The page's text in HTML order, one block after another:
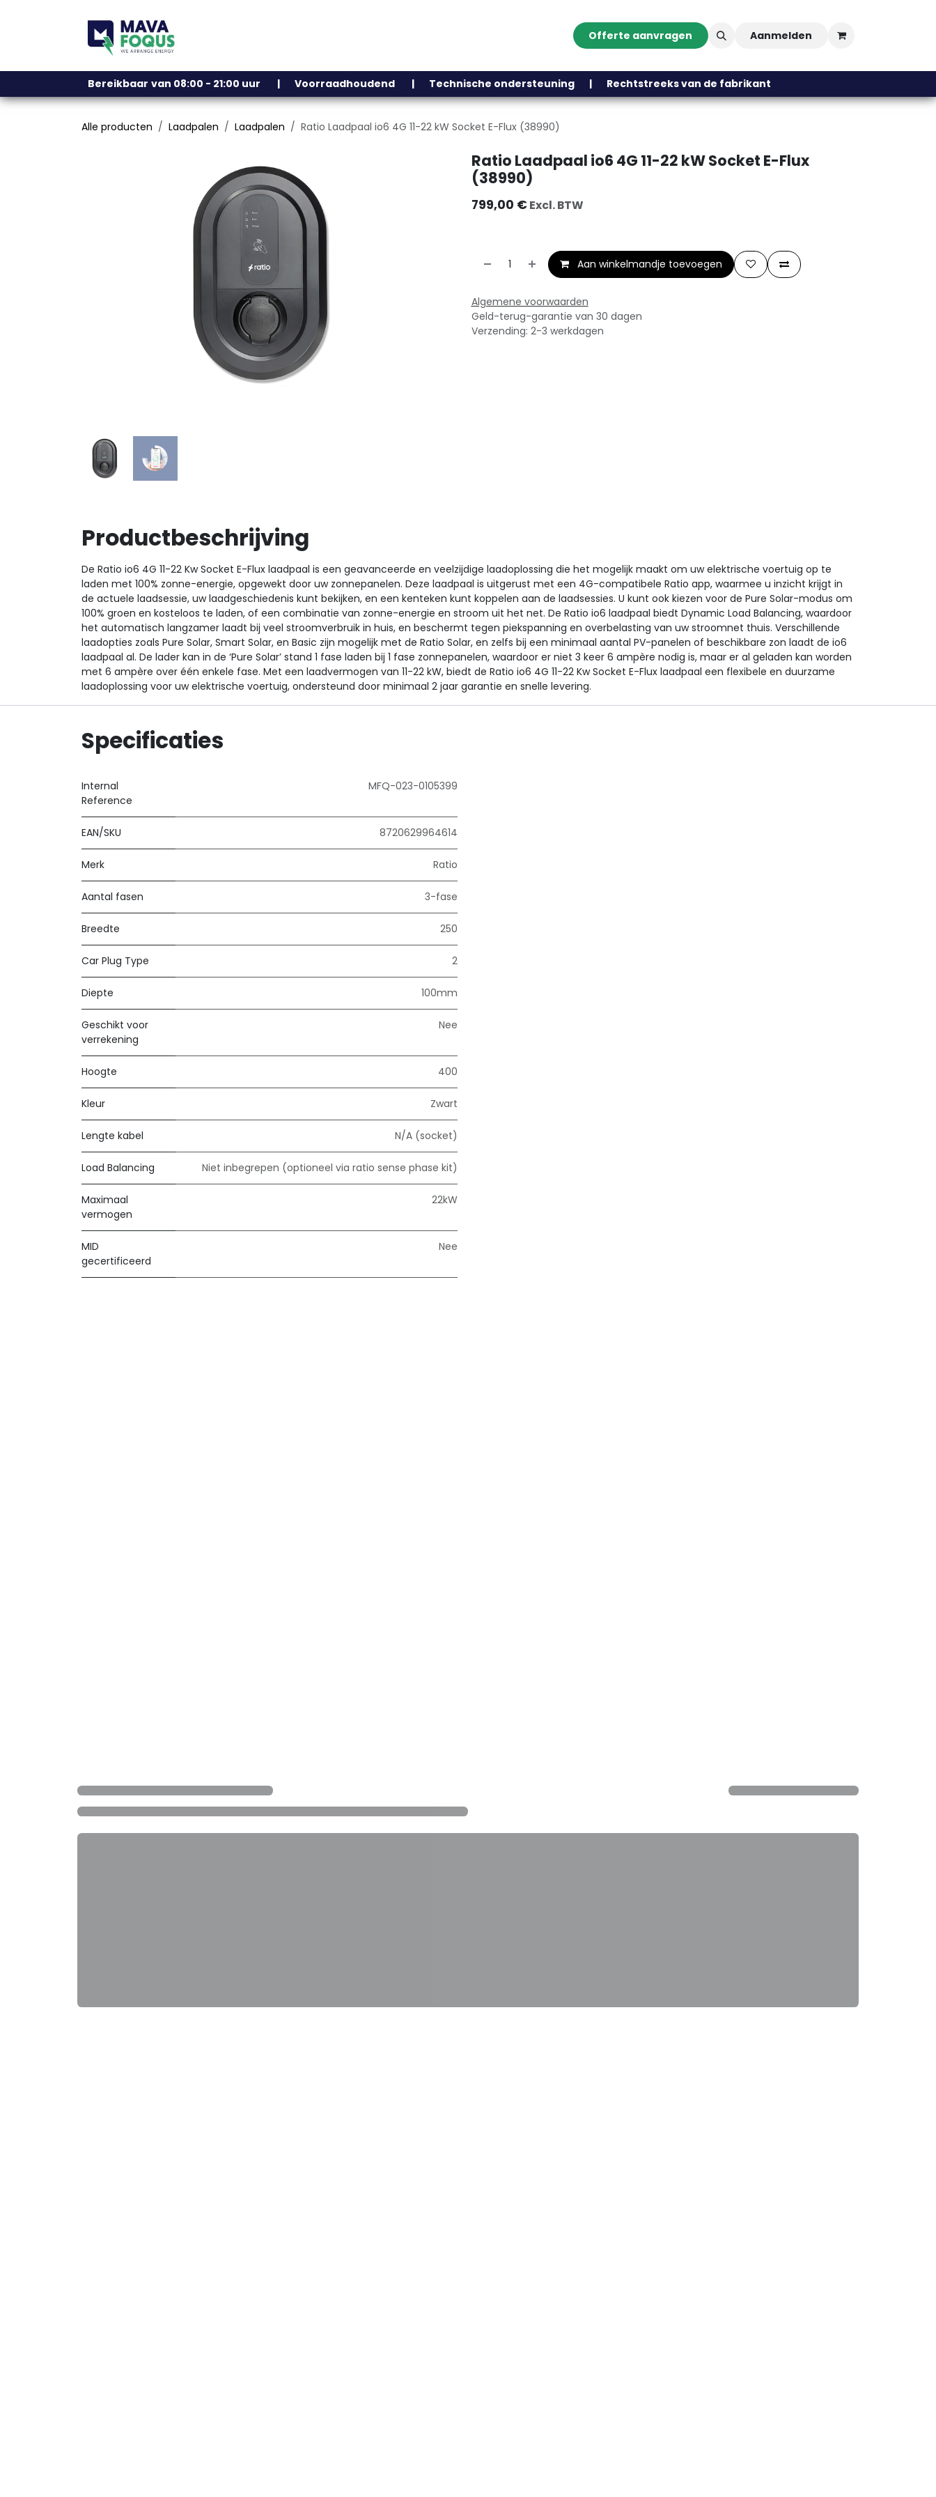
Contact Help
Offerte aanvragen Aanmelden
Bereikbaar van 08:00 - 21:00 uur | Voorraadhoudend | Technische ondersteuning | Rechtstreeks van de fabrikant
Alle producten Laadpalen Laadpalen Ratio Laadpaal io6 4G 11-22 kW Socket E-Flux (38990)
Ratio Laadpaal io6 4G 11-22 kW Socket E-Flux
(38990)
799,00 €Excl. BTW
Aan winkelmandje toevoegen
Algemene voorwaarden
Geld-terug-garantie van 30 dagen
Verzending: 2-3 werkdagen
Productbeschrijving
De Ratio io6 4G 11-22 Kw Socket E-Flux laadpaal is een geavanceerde en veelzijdige laadoplossing die het mogelijk maakt om uw elektrische voertuig op te
laden met 100% zonne-energie, opgewekt door uw zonnepanelen. Deze laadpaal is uitgerust met een 4G-compatibele Ratio app, waarmee u inzicht krijgt in
de actuele laadsessie, uw laadgeschiedenis kunt bekijken, en een kenteken kunt koppelen aan de laadsessies. U kunt ook kiezen voor de Pure Solar-modus om
100% groen en kosteloos te laden, of een combinatie van zonne-energie en stroom uit het net. De Ratio io6 laadpaal biedt Dynamic Load Balancing, waardoor
het automatisch langzamer laadt bij veel stroomverbruik in huis, en beschermt tegen piekspanning en overbelasting van uw stroomnet thuis. Verschillende
laadopties zoals Pure Solar, Smart Solar, en Basic zijn mogelijk met de Ratio Solar, en zelfs bij een minimaal aantal PV-panelen of beschikbare zon laadt de io6
laadpaal al. De lader kan in de ‘Pure Solar’ stand 1 fase laden bij 1 fase zonnepanelen, waardoor er niet 3 keer 6 ampère nodig is, maar er al geladen kan worden
met 6 ampère over één enkele fase. Met een laadvermogen van 11-22 kW, biedt de Ratio io6 4G 11-22 Kw Socket E-Flux laadpaal een flexibele en duurzame
laadoplossing voor uw elektrische voertuig, ondersteund door minimaal 2 jaar garantie en snelle levering.
Specificaties
Internal
Reference
MFQ-023-0105399
EAN/SKU 8720629964614
Merk Ratio
Aantal fasen 3-fase
Breedte 250
Car Plug Type 2
Diepte 100mm
Geschikt voor
verrekening
Nee
Hoogte 400
Kleur Zwart
Lengte kabel N/A (socket)
Load Balancing Niet inbegrepen (optioneel via ratio sense phase kit)
Maximaal
vermogen
22kW
MID
gecertificeerd
Nee